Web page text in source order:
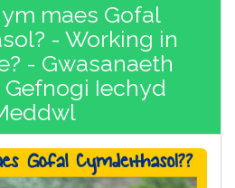
maes Gofal
- Working in
- Gwasanaeth
Iechyd